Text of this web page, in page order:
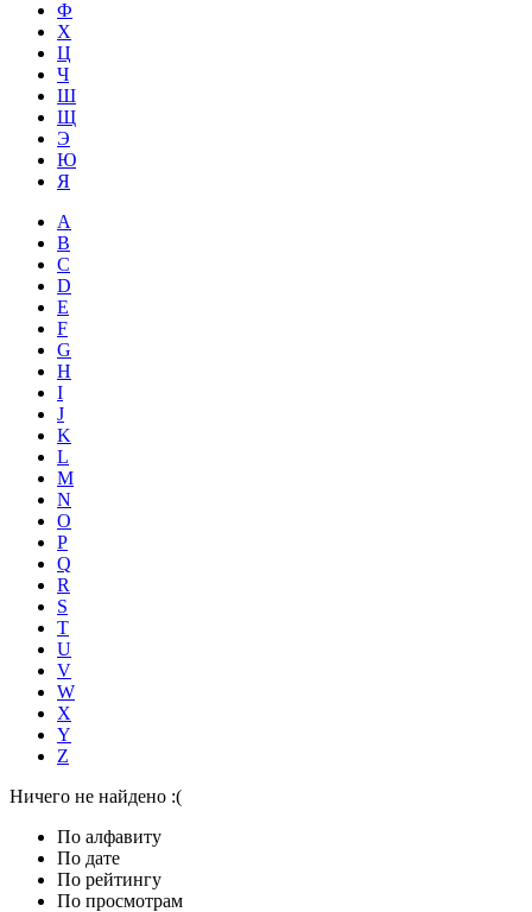
Ф
Х
Ц
Ч
Ш
Щ
Э
Ю
Я
A
B
C
D
E
F
G
H
I
J
K
L
M
N
O
P
Q
R
S
T
U
V
W
X
Y
Z
Ничего не найдено :(
По алфавиту
По дате
По рейтингу
По просмотрам